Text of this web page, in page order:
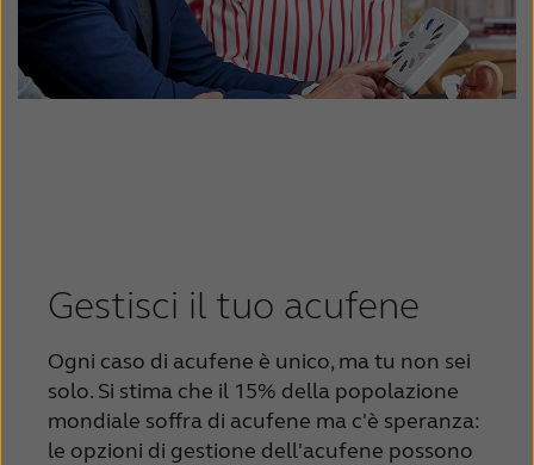
Gestisci il tuo acufene
Ogni caso di acufene è unico, ma tu non sei
solo. Si stima che il 15% della popolazione
mondiale soffra di acufene ma c'è speranza:
le opzioni di gestione dell'acufene possono